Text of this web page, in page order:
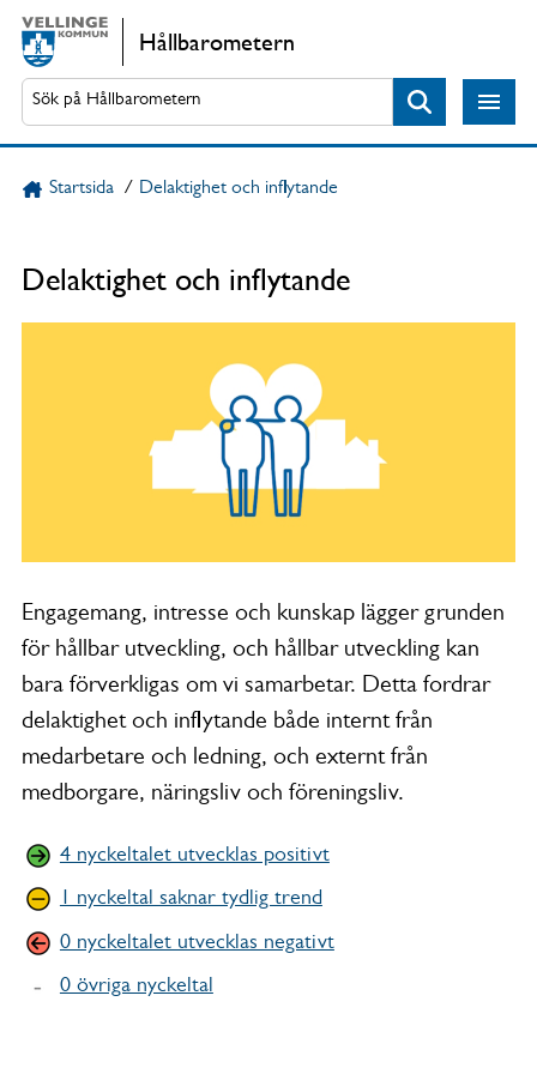
Gå direkt till sidans innehåll
Hållbarometern
Startsida / Delaktighet och inflytande
Delaktighet och inflytande
Engagemang, intresse och kunskap lägger grunden
för hållbar utveckling, och hållbar utveckling kan
bara förverkligas om vi samarbetar. Detta fordrar
delaktighet och inflytande både internt från
medarbetare och ledning, och externt från
medborgare, näringsliv och föreningsliv.
4 nyckeltalet utvecklas positivt
1 nyckeltal saknar tydlig trend
0 nyckeltalet utvecklas negativt
0 övriga nyckeltal